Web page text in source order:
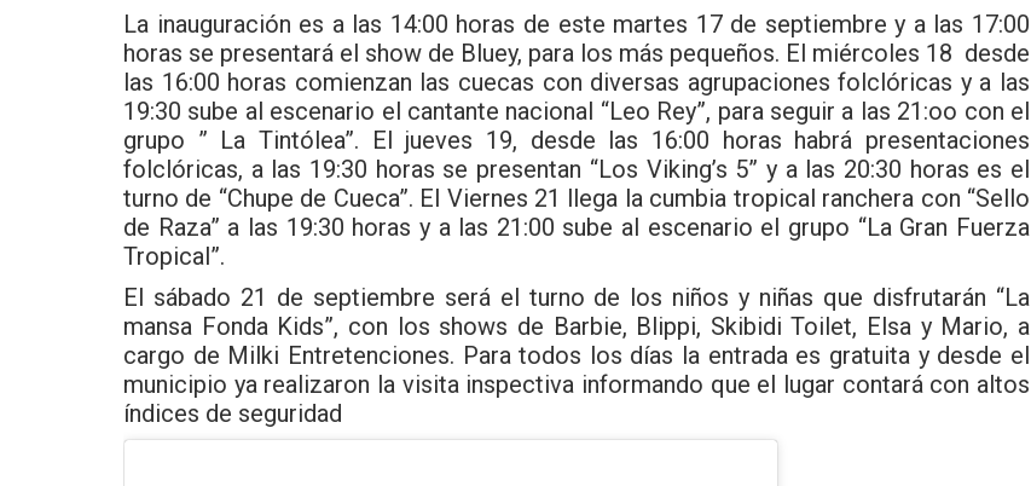
La inauguración es a las 14:00 horas de este martes 17 de septiembre y a las 17:00
horas se presentará el show de Bluey, para los más pequeños. El miércoles 18 desde
las 16:00 horas comienzan las cuecas con diversas agrupaciones folclóricas y a las
19:30 sube al escenario el cantante nacional “Leo Rey”, para seguir a las 21:oo con el
grupo ” La Tintólea”. El jueves 19, desde las 16:00 horas habrá presentaciones
folclóricas, a las 19:30 horas se presentan “Los Viking’s 5” y a las 20:30 horas es el
turno de “Chupe de Cueca”. El Viernes 21 llega la cumbia tropical ranchera con “Sello
de Raza” a las 19:30 horas y a las 21:00 sube al escenario el grupo “La Gran Fuerza
Tropical”.
El sábado 21 de septiembre será el turno de los niños y niñas que disfrutarán “La
mansa Fonda Kids”, con los shows de Barbie, Blippi, Skibidi Toilet, Elsa y Mario, a
cargo de Milki Entretenciones. Para todos los días la entrada es gratuita y desde el
municipio ya realizaron la visita inspectiva informando que el lugar contará con altos
índices de seguridad